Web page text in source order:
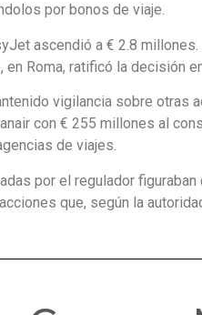
por bonos de viaje.
ascendió a € 2.8
Roma, ratificó la decisión
vigilancia sobre otras
con € 255 millones al
de viajes.
por el regulador
que, según la